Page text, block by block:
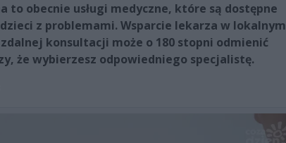
to obecnie usługi medyczne, które są dostępne
z problemami. Wsparcie lekarza w lokalnym
konsultacji może o 180 stopni odmienić
że wybierzesz odpowiedniego specjalistę.